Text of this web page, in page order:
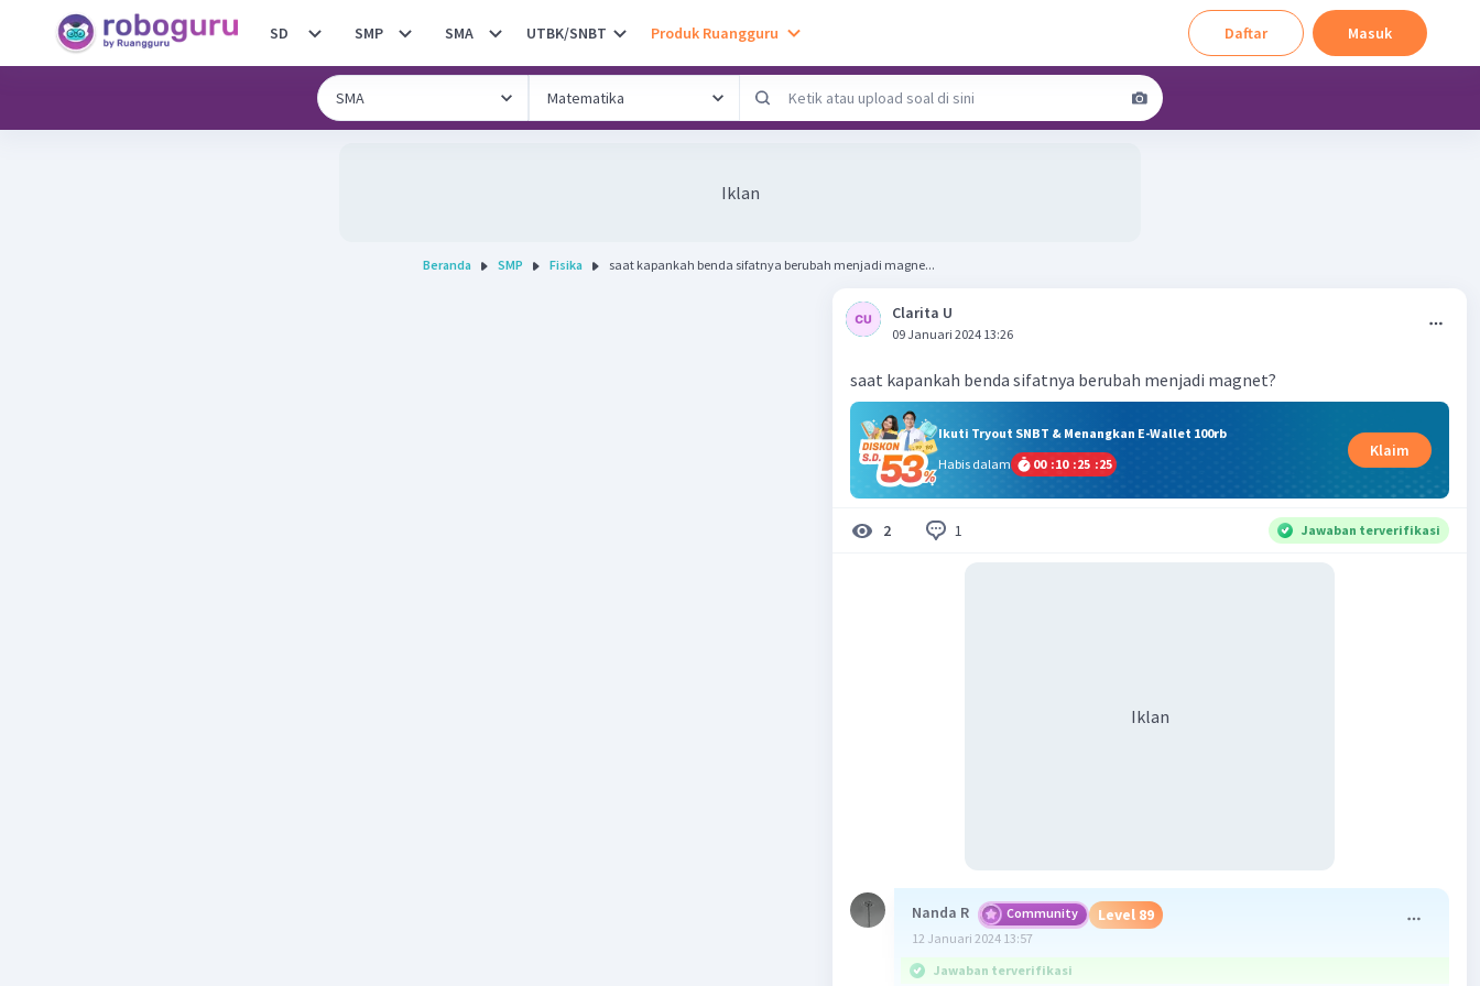
SD SMP SMA UTBK/SNBT Produk Ruangguru Daftar Masuk
Iklan
Beranda SMP Fisika saat kapankah benda sifatnya berubah menjadi magne...
Clarita U
09 Januari 2024 13:26
saat kapankah benda sifatnya berubah menjadi magnet?
Ikuti Tryout SNBT & Menangkan E-Wallet 100rb
Habis dalam
00 :10 :25 :25
Klaim
2 1 Jawaban terverifikasi
Iklan
Nanda R Community Level 89
12 Januari 2024 13:57
Jawaban terverifikasi